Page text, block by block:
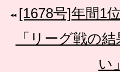
[1678号]年間1
「リーグ戦の
い